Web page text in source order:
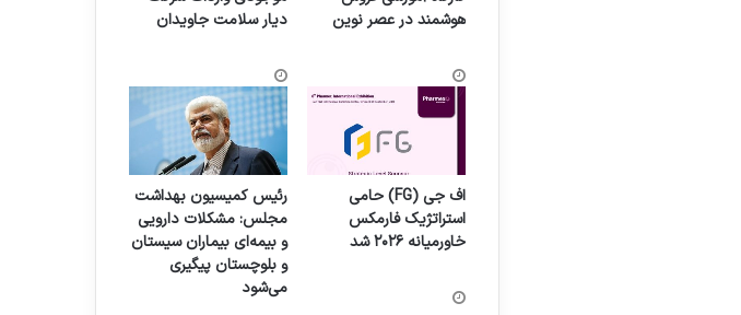
هوشمند در عصر نوین
دیار سلامت جاویدان
اف جی (FG) حامی
استراتژیک فارمکس
خاورمیانه ۲۰۲۶ شد
رئیس کمیسیون بهداشت
مجلس: مشکلات دارویی
و بیمه‌ای بیماران سیستان
و بلوچستان پیگیری
می‌شود